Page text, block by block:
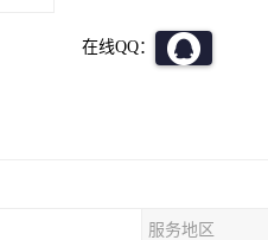
在线QQ：
服务地区